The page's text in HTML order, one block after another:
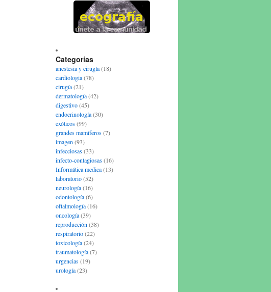
Categorías
anestesia y cirugía(18)
cardiologia(78)
cirugía(21)
dermatología(42)
digestivo(45)
endocrinología(30)
exóticos(99)
grandes mamíferos(7)
imagen (93)
infecciosas(33)
infecto-contagiosas(16)
Informática medica(13)
laboratorio(52)
neurología(16)
odontología(6)
oftalmología(16)
oncología(39)
reproducción (38)
respiratorio(22)
toxicología(24)
traumatología(7)
urgencias(19)
urología(23)